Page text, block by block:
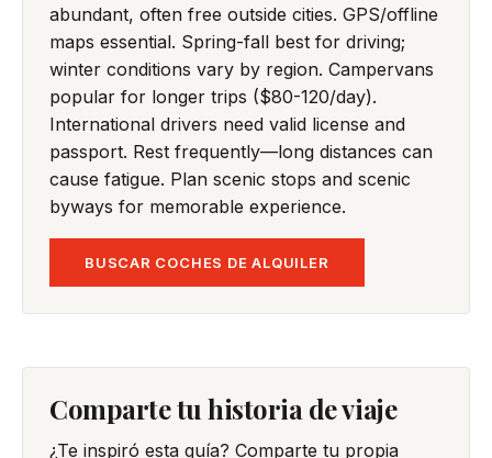
abundant, often free outside cities. GPS/offline
maps essential. Spring-fall best for driving;
winter conditions vary by region. Campervans
popular for longer trips ($80-120/day).
International drivers need valid license and
passport. Rest frequently—long distances can
cause fatigue. Plan scenic stops and scenic
byways for memorable experience.
BUSCAR COCHES DE ALQUILER
Comparte tu historia de viaje
¿Te inspiró esta guía? Comparte tu propia